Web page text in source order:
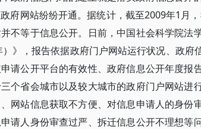
府网站纷纷开通。据统计，截至2009年1月
不等于信息公开。日前，中国社会科学院法
》，报告依据政府门户网站运行状况、政府
请公开平台的有效性、政府信息公开年度报
个省会城市以及较大城市的政府门户网站进
网站信息获取不方便、对信息申请人的身份
请人身份审查过严、拆迁信息公开不理想等